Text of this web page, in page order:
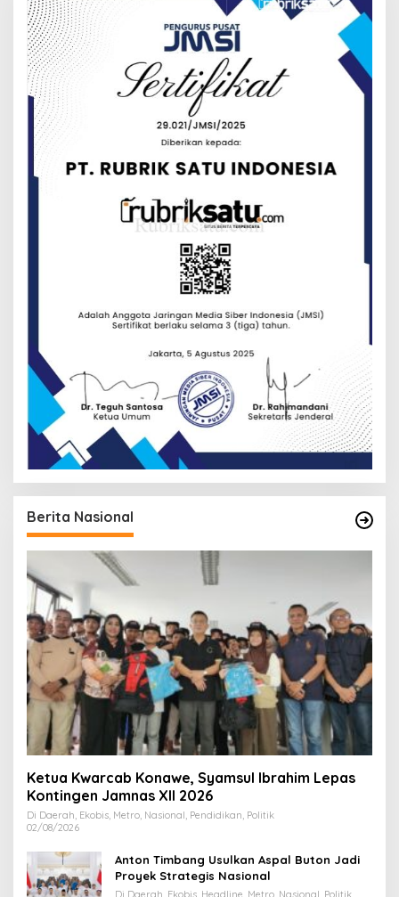
Berita Nasional
Ketua Kwarcab Konawe, Syamsul Ibrahim Lepas
Kontingen Jamnas XII 2026
Di Daerah, Ekobis, Metro, Nasional, Pendidikan, Politik
02/08/2026
Anton Timbang Usulkan Aspal Buton Jadi
Proyek Strategis Nasional
Di Daerah, Ekobis, Headline, Metro, Nasional, Politik